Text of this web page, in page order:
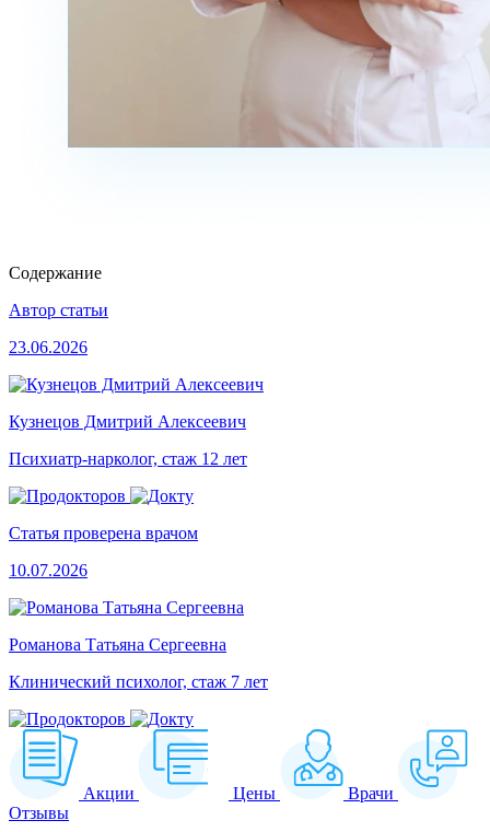
Содержание
Автор статьи
23.06.2026
Кузнецов Дмитрий Алексеевич
Психиатр-нарколог, стаж 12 лет
Статья проверена врачом
10.07.2026
Романова Татьяна Сергеевна
Клинический психолог, стаж 7 лет
Акции Цены
Врачи
Отзывы